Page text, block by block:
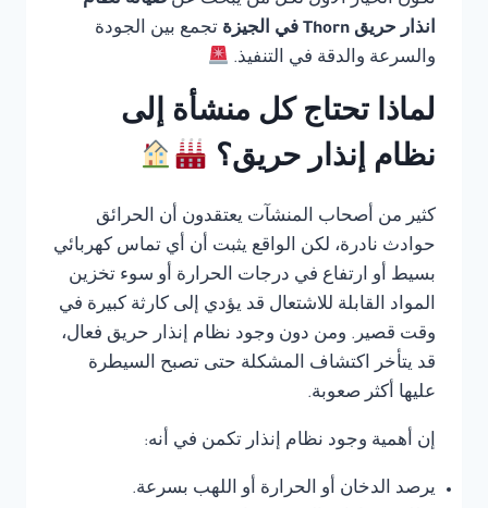
انذار حريق Thorn في الجيزة
تجمع بين الجودة
والسرعة والدقة في التنفيذ.
لماذا تحتاج كل منشأة إلى
نظام إنذار حريق؟
كثير من أصحاب المنشآت يعتقدون أن الحرائق
حوادث نادرة، لكن الواقع يثبت أن أي تماس كهربائي
بسيط أو ارتفاع في درجات الحرارة أو سوء تخزين
المواد القابلة للاشتعال قد يؤدي إلى كارثة كبيرة في
وقت قصير. ومن دون وجود نظام إنذار حريق فعال،
قد يتأخر اكتشاف المشكلة حتى تصبح السيطرة
عليها أكثر صعوبة.
إن أهمية وجود نظام إنذار تكمن في أنه:
يرصد الدخان أو الحرارة أو اللهب بسرعة.